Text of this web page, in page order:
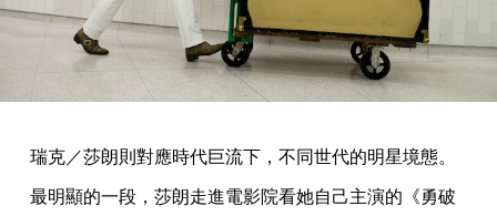
瑞克／莎朗則對應時代巨流下，不同世代的明星境態。
最明顯的一段，莎朗走進電影院看她自己主演的《勇破